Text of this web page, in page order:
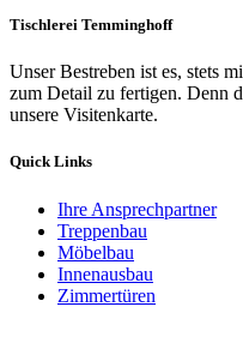
Tischlerei Temminghoff
Unser Bestreben ist es, stets
zum Detail zu fertigen. Denn
unsere Visitenkarte.
Quick Links
Ihre Ansprechpartner
Treppenbau
Möbelbau
Innenausbau
Zimmertüren